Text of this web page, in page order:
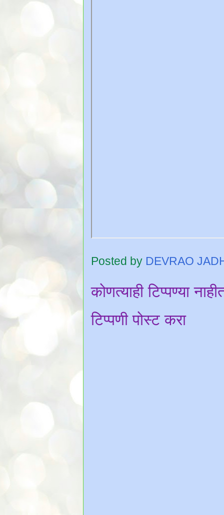
Posted by DEVRAO
कोणत्याही टिप्पण्‍या
टिप्पणी पोस्ट करा